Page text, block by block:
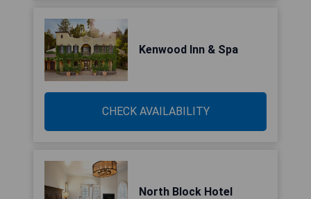
Kenwood Inn & Spa
CHECK AVAILABILITY
North Block Hotel